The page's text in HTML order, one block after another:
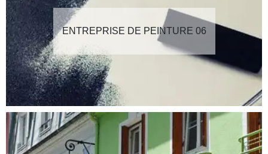
ENTREPRISE DE PEINTURE 06